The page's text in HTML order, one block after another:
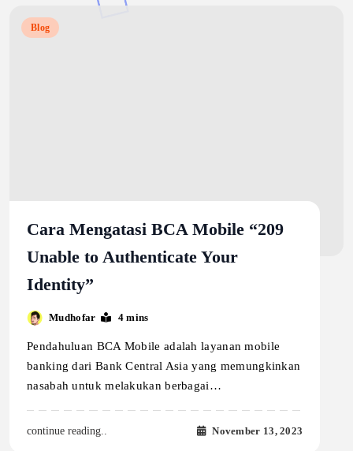
Blog
Cara Mengatasi BCA Mobile “209
Unable to Authenticate Your
Identity”
Mudhofar 4 mins
Pendahuluan BCA Mobile adalah layanan mobile
banking dari Bank Central Asia yang memungkinkan
nasabah untuk melakukan berbagai…
continue reading.. November 13, 2023